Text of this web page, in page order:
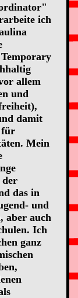
ich
allem
und
damit
für
Mein
der
das in
und
aber auch
Ich
ganz